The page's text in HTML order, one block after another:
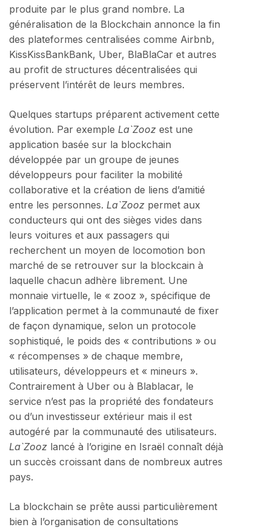
produite par le plus grand nombre. La
généralisation de la Blockchain annonce la fin
des plateformes centralisées comme Airbnb,
KissKissBankBank, Uber, BlaBlaCar et autres
au profit de structures décentralisées qui
préservent l’intérêt de leurs membres.
Quelques startups préparent activement cette
évolution. Par exemple La`Zooz est une
application basée sur la blockchain
développée par un groupe de jeunes
développeurs pour faciliter la mobilité
collaborative et la création de liens d’amitié
entre les personnes. La`Zooz permet aux
conducteurs qui ont des sièges vides dans
leurs voitures et aux passagers qui
recherchent un moyen de locomotion bon
marché de se retrouver sur la blockcain à
laquelle chacun adhère librement. Une
monnaie virtuelle, le « zooz », spécifique de
l’application permet à la communauté de fixer
de façon dynamique, selon un protocole
sophistiqué, le poids des « contributions » ou
« récompenses » de chaque membre,
utilisateurs, développeurs et « mineurs ».
Contrairement à Uber ou à Blablacar, le
service n’est pas la propriété des fondateurs
ou d’un investisseur extérieur mais il est
autogéré par la communauté des utilisateurs.
La`Zooz lancé à l’origine en Israël connaît déjà
un succès croissant dans de nombreux autres
pays.
La blockchain se prête aussi particulièrement
bien à l’organisation de consultations